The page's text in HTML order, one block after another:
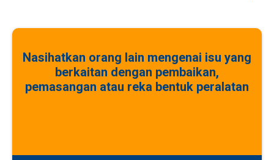
Nasihatkan orang lain mengenai isu yang
berkaitan dengan pembaikan,
pemasangan atau reka bentuk peralatan